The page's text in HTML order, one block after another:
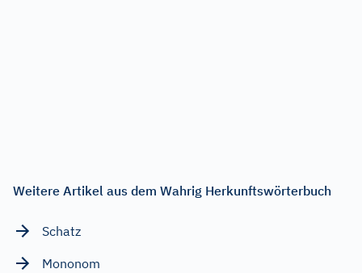
Weitere Artikel aus dem Wahrig Herkunftswörterbuch
Schatz
Mononom